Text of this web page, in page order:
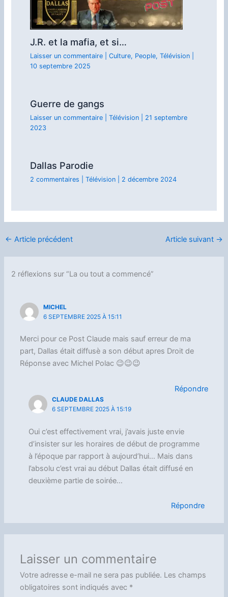
J.R. et la mafia, et si…
Laisser un commentaire Culture, People, Télévision|
10 septembre 2025
Guerre de gangs
Laisser un commentaire Télévision| 21 septembre
2023
Dallas Parodie
2 commentaires Télévision| 2 décembre 2024
← Article précédent Article suivant →
2 réflexions sur “La ou tout a commencé”
MICHEL
6 SEPTEMBRE 2025 À 15:11
Merci pour ce Post Claude mais sauf erreur de ma
part, Dallas était diffusè a son début apres Droit de
Réponse avec Michel Polac 😉😉😉
Répondre
CLAUDE DALLAS
6 SEPTEMBRE 2025 À 15:19
Oui c’est effectivement vrai, j’avais juste envie
d’insister sur les horaires de début de programme
à l’époque par rapport à aujourd’hui… Mais dans
l’absolu c’est vrai au début Dallas était diffusé en
deuxième partie de soirée…
Répondre
Laisser un commentaire
Votre adresse e-mail ne sera pas publiée. Les champs
obligatoires sont indiqués avec *